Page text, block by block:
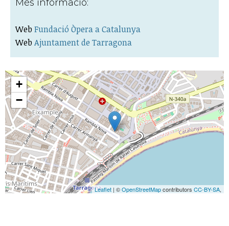
Més informació:
Web Fundació Òpera a Catalunya
Web Ajuntament de Tarragona​
+
−
Leaflet | ©OpenStreetMapcontributors CC-BY-SA,